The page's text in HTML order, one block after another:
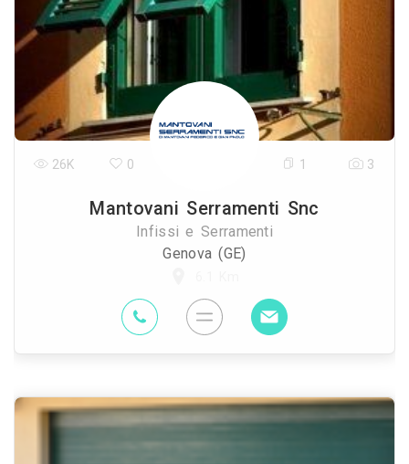
Mantovani Serramenti Snc
Infissi e Serramenti
Genova (GE)
26K 0 1 3